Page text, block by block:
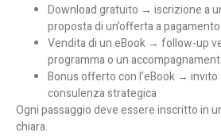
Download gratuito → iscrizione a
proposta di un’offerta a pagamento
Vendita di un eBook → follow-up
programma o un
Bonus offerto con l’eBook → invito
consulenza strategica
Ogni passaggio deve essere inscritto in
chiara.